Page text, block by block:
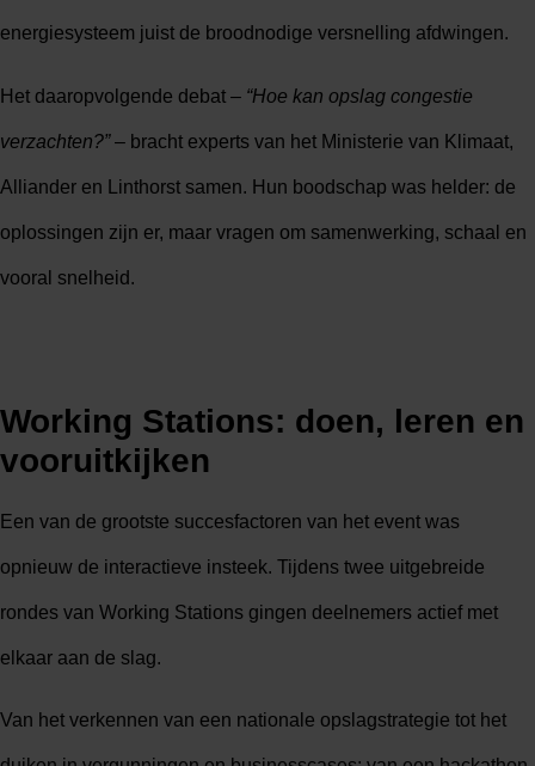
energiesysteem juist de broodnodige versnelling afdwingen.
Het daaropvolgende debat – “Hoe kan opslag congestie
verzachten?”– bracht experts van het Ministerie van Klimaat,
Alliander en Linthorst samen. Hun boodschap was helder: de
oplossingen zijn er, maar vragen om samenwerking, schaal en
vooral snelheid.
Working Stations: doen, leren en
vooruitkijken
Een van de grootste succesfactoren van het event was
opnieuw de interactieve insteek. Tijdens twee uitgebreide
rondes van Working Stations gingen deelnemers actief met
elkaar aan de slag.
Van het verkennen van een nationale opslagstrategie tot het